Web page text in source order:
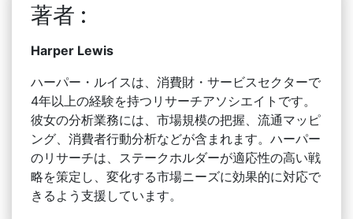
著者 :
Harper Lewis
ハーパー・ルイスは、消費財・サービスセクターで
4年以上の経験を持つリサーチアソシエイトです。
彼女の分析業務には、市場規模の把握、流通マッピ
ング、消費者行動分析などが含まれます。ハーパー
のリサーチは、ステークホルダーが適応性の高い戦
略を策定し、変化する市場ニーズに効果的に対応で
きるよう支援しています。